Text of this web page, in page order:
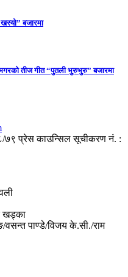
बजारमा
तीज गीत “पुतली भुरुभुरु” बजारमा
७९ प्रेस काउन्सिल सूचीकरण नं. :
खड्का
पाण्डे/विजय के.सी./राम